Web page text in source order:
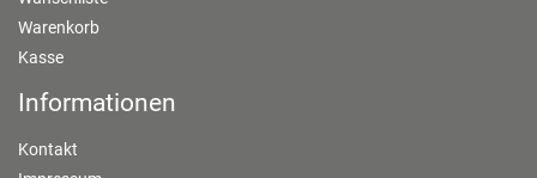
Warenkorb
Kasse
Informationen
Kontakt